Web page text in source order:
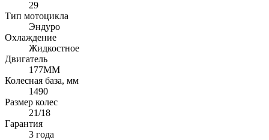
29
Тип мотоцикла
Эндуро
Охлаждение
Жидкостное
Двигатель
177MM
Колесная база, мм
1490
Размер колес
21/18
Гарантия
3 года